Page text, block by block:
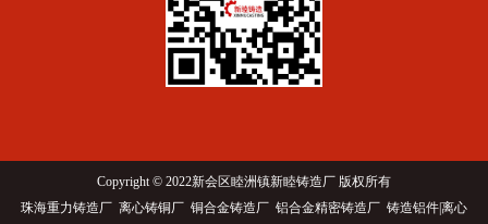
Copyright © 2022新会区睦洲镇新睦铸造厂 版权所有
珠海重力铸造厂 离心铸铜厂 铜合金铸造厂 铝合金精密铸造厂 铸造铝件|离心